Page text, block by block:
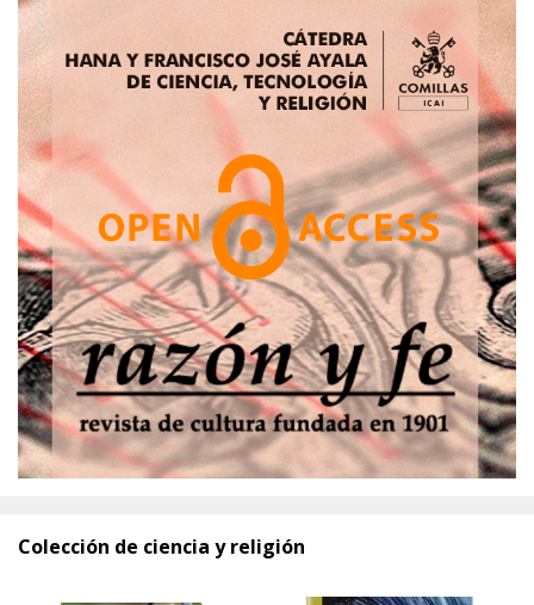
Colección de ciencia y religión